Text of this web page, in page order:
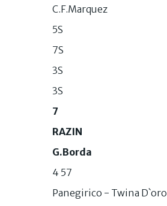
C.F.Marquez
5S
7S
3S
3S
7
RAZIN
G.Borda
4 57
Panegirico - Twina D`oro